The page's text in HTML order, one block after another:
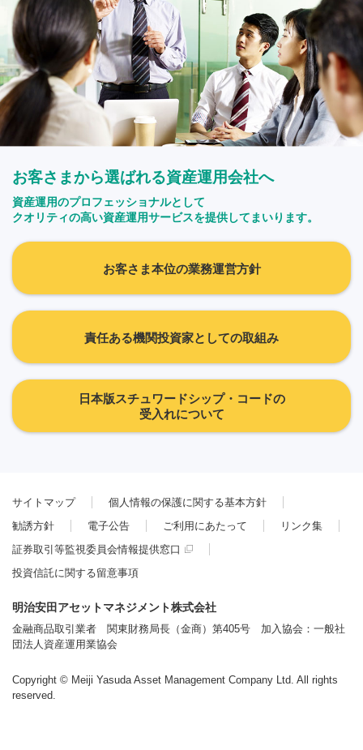
お客さまから選ばれる資産運用会社へ
資産運用のプロフェッショナルとして
クオリティの高い資産運用サービスを提供してまいります。
お客さま本位の業務運営方針
責任ある機関投資家としての取組み
日本版スチュワードシップ・コードの
受入れについて
サイトマップ
個人情報の保護に関する基本方針
勧誘方針
電子公告 ご利用にあたって
リンク集
証券取引等監視委員会情報提供窓口
投資信託に関する留意事項
明治安田アセットマネジメント株式会社
金融商品取引業者 関東財務局長（金商）第405号 加入協会：一般社
団法人資産運用業協会
Copyright © Meiji Yasuda Asset Management Company Ltd. All rights
reserved.